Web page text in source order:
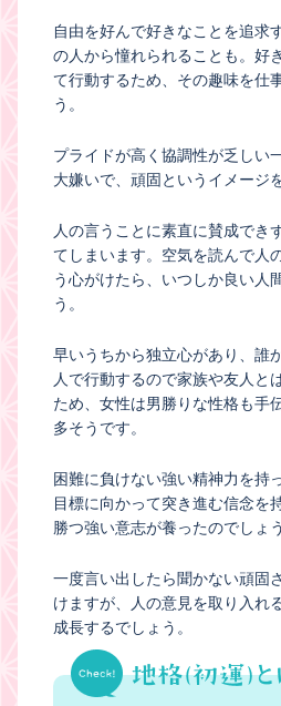
自由を好んで好きなことを追求
の人から憧れられることも。好
て行動するため、その趣味を仕
う。
プライドが高く協調性が乏しい
大嫌いで、頑固というイメージ
人の言うことに素直に賛成でき
てしまいます。空気を読んで人
う心がけたら、いつしか良い人
う。
早いうちから独立心があり、誰
人で行動するので家族や友人と
ため、女性は男勝りな性格も手
多そうです。
困難に負けない強い精神力を持
目標に向かって突き進む信念を
勝つ強い意志が養ったのでしょう
一度言い出したら聞かない頑固
けますが、人の意見を取り入れ
成長するでしょう。